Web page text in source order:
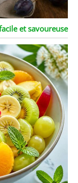
et savoureuse